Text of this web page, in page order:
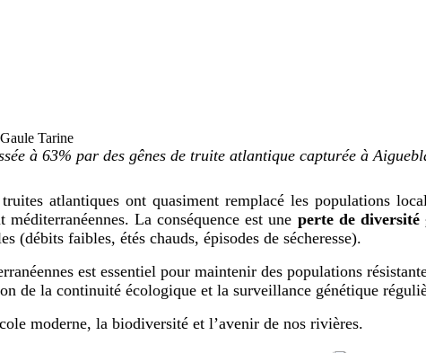
Tarine
à 63% par des gênes de truite atlantique capturée à
atlantiques ont quasiment remplacé les populations
La conséquence est une perte de diversité
(débits faibles, étés chauds, épisodes de sécheresse).
est essentiel pour maintenir des populations
de la continuité écologique et la surveillance génétique
moderne, la biodiversité et l’avenir de nos rivières.